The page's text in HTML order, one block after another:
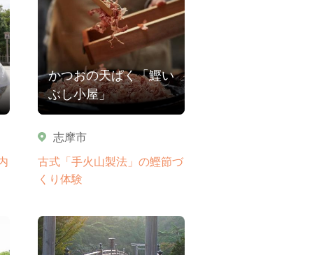
かつおの天ぱく「鰹い
ぶし小屋」
志摩市
古式「手火山製法」の鰹節づ
くり体験